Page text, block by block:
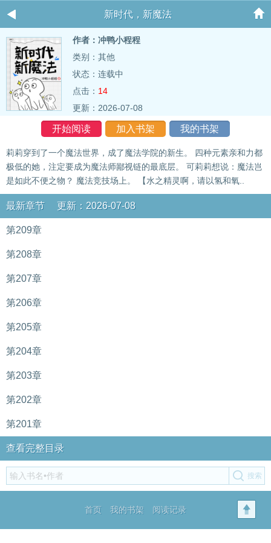
新时代，新魔法
作者：冲鸭小程程
类别：其他
状态：连载中
点击： 14
更新：2026-07-08
开始阅读 加入书架 我的书架
莉莉穿到了一个魔法世界，成了魔法学院的新生。 四种元素亲和力都
极低的她，注定要成为魔法师鄙视链的最底层。 可莉莉想说：魔法岂
是如此不便之物？ 魔法竞技场上。 【水之精灵啊，请以氢和氧..
最新章节 更新：2026-07-08
第209章
第208章
第207章
第206章
第205章
第204章
第203章
第202章
第201章
查看完整目录
首页 我的书架 阅读记录